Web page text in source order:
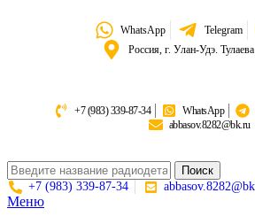
WhatsApp Telegram
Россия, г. Улан-Удэ.
+7 (983) 339-87-34 WhatsApp
abbasov.8282@bk.ru
Поиск
+7 (983) 339-87-34
Меню